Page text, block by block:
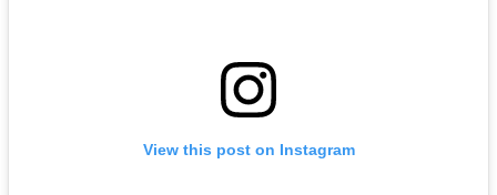
View this post on Instagram